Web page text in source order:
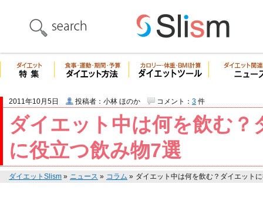
ダイエット中は何を飲む？
に役立つ飲み物7選
2011年10月5日 投稿者：小林 ほのか コメント： 3 件
ダイエットSlism » ニュース » コラム » ダイエット中は何を飲む？ダイエット